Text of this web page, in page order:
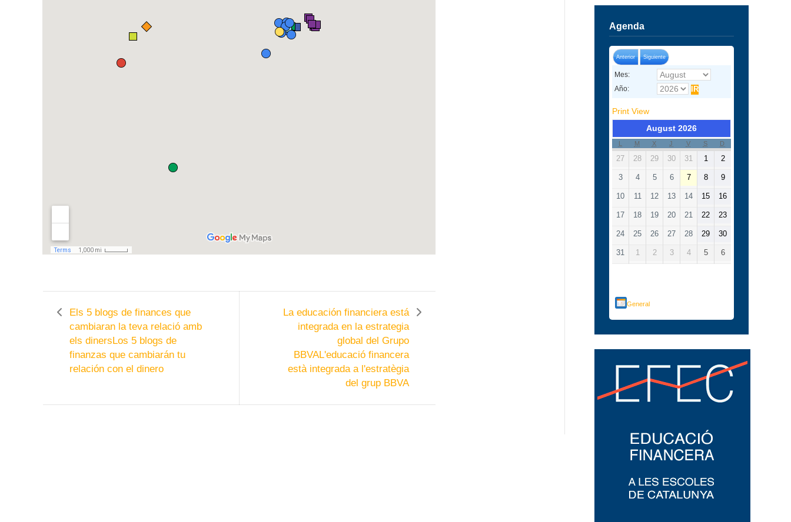
Els 5 blogs de finances que
cambiaran la teva relació amb
els dinersLos 5 blogs de
finanzas que cambiarán tu
relación con el dinero
La educación financiera está
integrada en la estrategia
global del Grupo
BBVAL'educació financera
està integrada a l'estratègia
del grup BBVA
Agenda
Anterior Siguiente
Mes:
Año:
Print View
August 2026
L M X J V S D
27 28 29 30 31 1 2
3 4 5 6 7 8 9
10 11 12 13 14 15 16
17 18 19 20 21 22 23
24 25 26 27 28 29 30
31 1 2 3 4 5 6
General